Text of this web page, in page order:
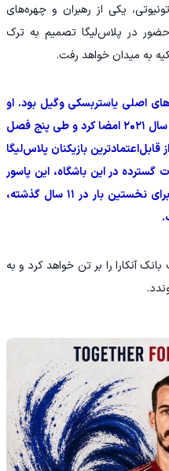
یکی از رهبران و چهره‌های
این باشگاه، پس از ۱۱ سال حضور در پلاس‌لیگا تصمیم به ترک
به میدان خواهد رفت.
اصلی یاستربسکی وگیل بود. او
نخستین قرارداد خود را با این باشگاه در سال ۲۰۲۱ امضا کرد و طی پنج فصل
بازیکنان پلاس‌لیگا
در این باشگاه، این پاسور
باتجربه نیز تصمیم به جدایی گرفت و برای نخستین بار در ۱۱ سال گذشته،
۲۷ پیراهن زراعت بانک آنکارا را بر تن خواهد کرد و به